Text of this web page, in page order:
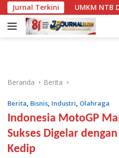
Langsung
ke
konten
Jurnal Terkini
UMKM NTB Dibidik Tembus
Beranda Berita
Berita, Bisnis, Industri, Olahraga
Indonesia MotoGP
Sukses Digelar
Kedip